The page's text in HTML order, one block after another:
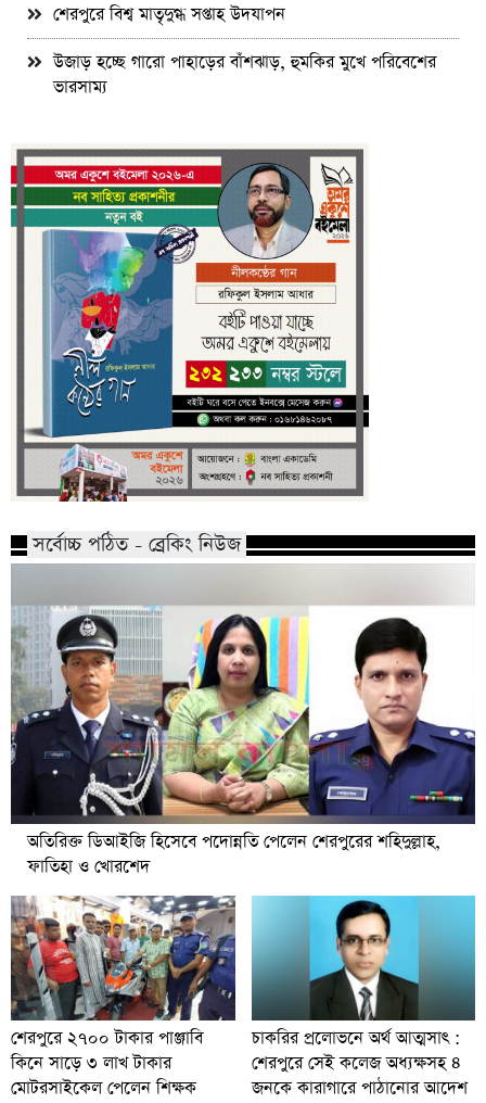
শেরপুরে বিশ্ব মাতৃদুগ্ধ সপ্তাহ উদযাপন
উজাড় হচ্ছে গারো পাহাড়ের বাঁশঝাড়, হুমকির মুখে পরিবেশের
ভারসাম্য
সর্বোচ্চ পঠিত - ব্রেকিং নিউজ
অতিরিক্ত ডিআইজি হিসেবে পদোন্নতি পেলেন শেরপুরের শহিদুল্লাহ,
ফাতিহা ও খোরশেদ
শেরপুরে ২৭০০ টাকার পাঞ্জাবি
কিনে সাড়ে ৩ লাখ টাকার
মোটরসাইকেল পেলেন শিক্ষক
চাকরির প্রলোভনে অর্থ আত্মসাৎ :
শেরপুরে সেই কলেজ অধ্যক্ষসহ ৪
জনকে কারাগারে পাঠানোর আদেশ